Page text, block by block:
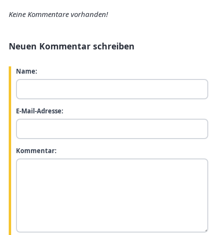
Keine Kommentare vorhanden!
Neuen Kommentar schreiben
Name:
E-Mail-Adresse:
Kommentar: